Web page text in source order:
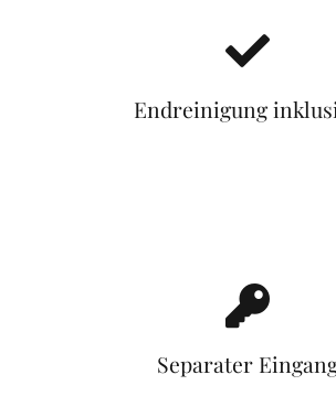
Endreinigung
Separater